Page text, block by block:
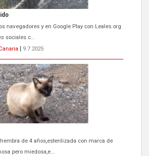
de 4 años,esterilizada con marca de
pero miedosa,e...
9.7.2025
GATA TEROR GRAN CANARIA
a llevar a Los Gatos callejeros de la zona los
incluida...